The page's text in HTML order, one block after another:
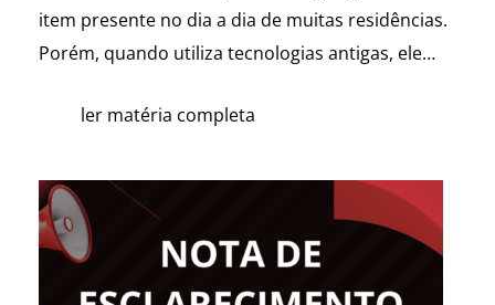
item presente no dia a dia de muitas residências.
Porém, quando utiliza tecnologias antigas, ele
segurança. Alguns sistemas de portões
seja, o controle envia sempre o mesmo sinal para
abrir o portão. Esse […]
ler matéria completa